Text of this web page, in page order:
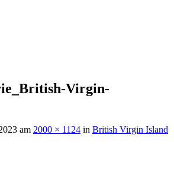
Virgin-
am 2000 × 1124 in British Virgin Island